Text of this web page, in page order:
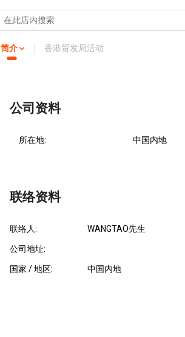
简介 香港贸发局活动
公司资料
所在地: 中国内地
联络资料
联络人: WANGTAO先生
公司地址:
国家 / 地区: 中国内地